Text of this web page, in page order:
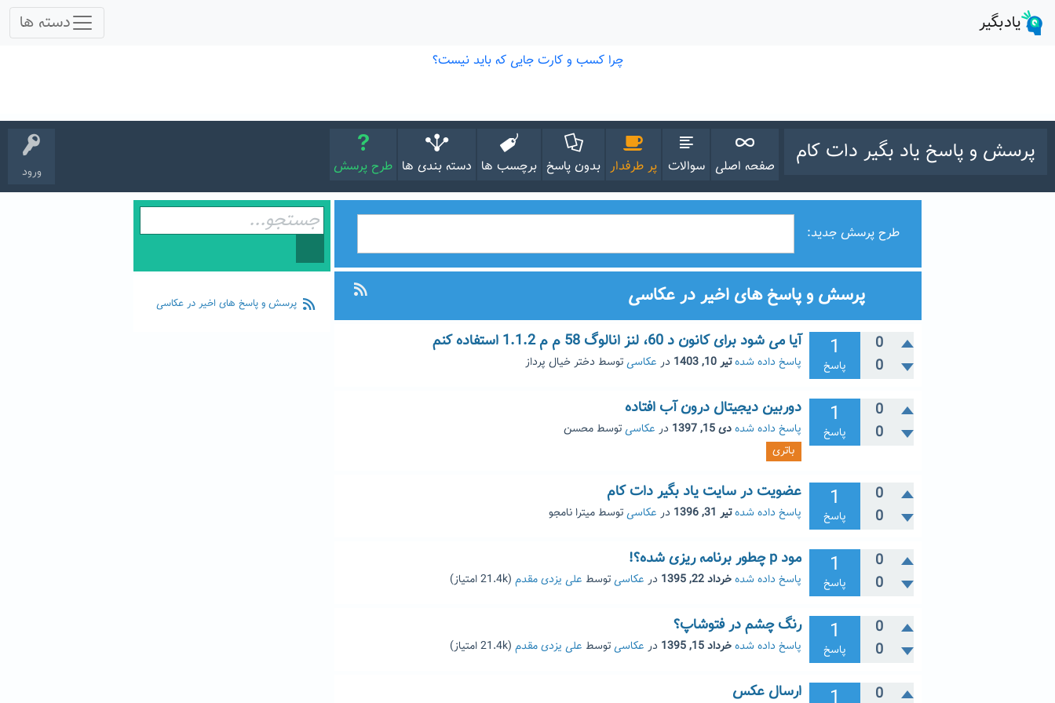
ورود
پرسش و پاسخ یاد بگیر دات کام
صفحه اصلی سوالات پر طرفدار بدون پاسخ برچسب ها دسته بندی ها طرح پرسش
طرح پرسش جدید:
پرسش و پاسخ های اخیر در عکاسی
0
0
1
پاسخ
آیا می شود برای کانون د 60، لنز انالوگ 58 م م 1.1.2 استفاده کنم
پاسخ داده شدهتیر 10, 1403 در عکاسیتوسط دختر خیال پرداز
0
0
1
پاسخ
دوربین دیجیتال درون آب افتاده
پاسخ داده شدهدی 15, 1397 در عکاسیتوسط محسن
باتری
0
0
1
پاسخ
عضویت در سایت یاد بگیر دات کام
پاسخ داده شدهتیر 31, 1396 در عکاسیتوسط میترا نامجو
0
0
1
پاسخ
مود p چطور برنامه ريزى شده؟!
پاسخ داده شدهخرداد 22, 1395 در عکاسیتوسط علی یزدی مقدم (
21.4kامتیاز)
0
0
1
پاسخ
رنگ چشم در فتوشاپ؟
پاسخ داده شدهخرداد 15, 1395 در عکاسیتوسط علی یزدی مقدم (
21.4kامتیاز)
0 ارسال عکس
پرسش و پاسخ های اخیر در عکاسی